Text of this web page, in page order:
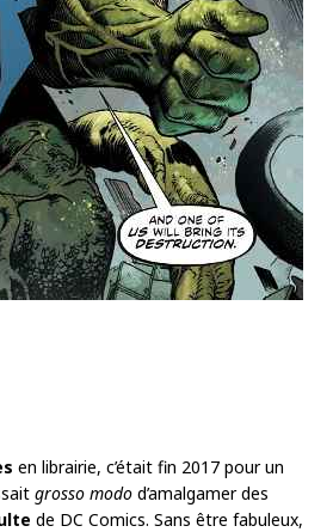
en librairie, c’était fin 2017 pour un
grosso modo d’amalgamer des
de DC Comics. Sans être fabuleux,